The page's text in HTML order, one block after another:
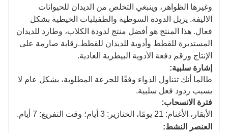
وغيرها الظواهر، وينبغي التخلص من الديدان للحيوانات
الاليفة. يزيل الدودة السوطية والطفيليات الخيطية بشكل
فعال. هذا المنتج هو أفضل منتج لدودة الكلاب، وطارد للديدان
المستديرة للقطط وأدوية للديدان للقطط.رقابة صارمة على
الإنتاج ورقم دفعة الأدوية البيطرية العادية.
إشارة سلبية:
طالما أنك تتناول الدواء وفقًا للجرعة المطلوبة، بشكل عام لا
يسبب ردود فعل سلبية.
فترة الانسحاب:
الأبقار، الأغنام: 21 يومًا، الخنازير: 3 أيام؛ وقت التفريغ: 7 أيام.
العنصر النشط: